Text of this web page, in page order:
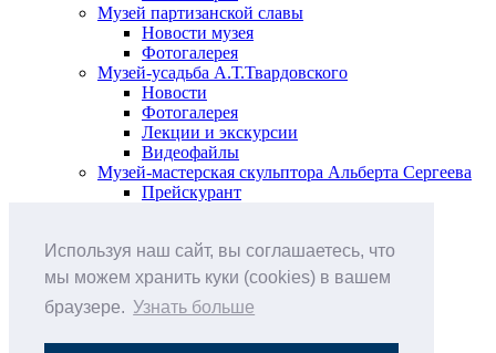
Используя наш сайт, вы соглашаетесь, что
мы можем хранить куки (cookies) в вашем
браузере. Узнать больше
Музей партизанской славы
Новости музея
Фотогалерея
Музей-усадьба А.Т.Твардовского
Новости
Фотогалерея
Лекции и экскурсии
Видеофайлы
Музей-мастерская скульптора Альберта Сергеева
Прейскурант
Анонс мероприятий
Виртуальные выставки
О музее